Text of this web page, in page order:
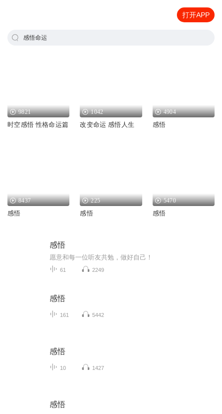
打开APP
感悟命运
9821
时空感悟 性格命运篇
1042
改变命运 感悟人生
4904
感悟
8437
感悟
225
感悟
5470
感悟
感悟
愿意和每一位听友共勉，做好自己！
61 2249
感悟
161 5442
感悟
10 1427
感悟